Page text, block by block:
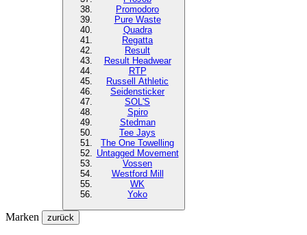
Promodoro
Pure Waste
Quadra
Regatta
Result
Result Headwear
RTP
Russell Athletic
Seidensticker
SOL'S
Spiro
Stedman
Tee Jays
The One Towelling
Untagged Movement
Vossen
Westford Mill
WK
Yoko
Marken zurück